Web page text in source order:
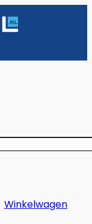
Winkelwagen